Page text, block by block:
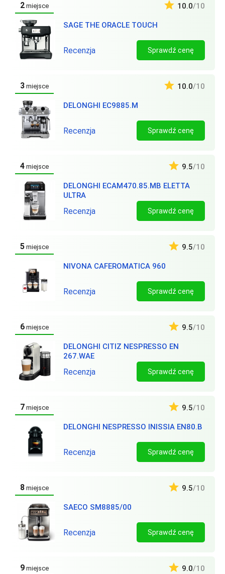
2 miejsce
SAGE THE ORACLE TOUCH
10.0/10
Recenzja Sprawdź cenę
3 miejsce
DELONGHI EC9885.M
10.0/10
Recenzja Sprawdź cenę
4 miejsce
DELONGHI ECAM470.85.MB ELETTA
ULTRA
9.5/10
Recenzja Sprawdź cenę
5 miejsce
NIVONA CAFEROMATICA 960
9.5/10
Recenzja Sprawdź cenę
6 miejsce
DELONGHI CITIZ NESPRESSO EN
267.WAE
9.5/10
Recenzja Sprawdź cenę
7 miejsce
DELONGHI NESPRESSO INISSIA EN80.B
9.5/10
Recenzja Sprawdź cenę
8 miejsce
SAECO SM8885/00
9.5/10
Recenzja Sprawdź cenę
9 miejsce 9.0/10